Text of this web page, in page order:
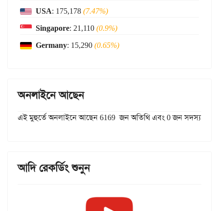
USA: 175,178(7.47%)
Singapore: 21,110(0.9%)
Germany: 15,290(0.65%)
অনলাইনে আছেন
এই মুহুর্তে অনলাইনে আছেন 6169 জন অতিথি এবং 0 জন সদস্য
আদি রেকর্ডিং শুনুন